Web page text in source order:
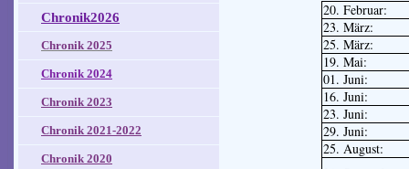
Chronik2026
Chronik 2025
Chronik 2024
Chronik 2023
Chronik 2021-2022
Chronik 2020
20. Februar:
23. März:
25. März:
19. Mai:
01. Juni:
16. Juni:
23. Juni:
29. Juni:
25. August: